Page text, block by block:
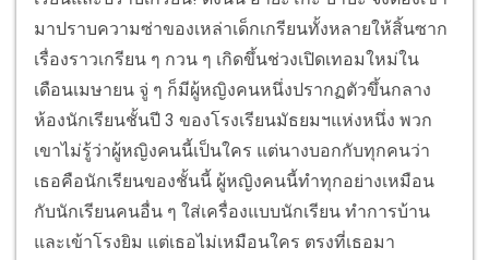
มาปราบความซ่าของเหล่าเด็กเกรียนทั้งหลายให้สิ้นซาก
เรื่องราวเกรียน ๆ กวน ๆ เกิดขึ้นช่วงเปิดเทอมใหม่ใน
เดือนเมษายน จู่ ๆ ก็มีผู้หญิงคนหนึ่งปรากฏตัวขึ้นกลาง
ห้องนักเรียนชั้นปี 3 ของโรงเรียนมัธยมฯแห่งหนึ่ง พวก
เขาไม่รู้ว่าผู้หญิงคนนี้เป็นใคร แต่นางบอกกับทุกคนว่า
เธอคือนักเรียนของชั้นนี้ ผู้หญิงคนนี้ทำทุกอย่างเหมือน
กับนักเรียนคนอื่น ๆ ใส่เครื่องแบบนักเรียน ทำการบ้าน
และเข้าโรงยิม แต่เธอไม่เหมือนใคร ตรงที่เธอมา